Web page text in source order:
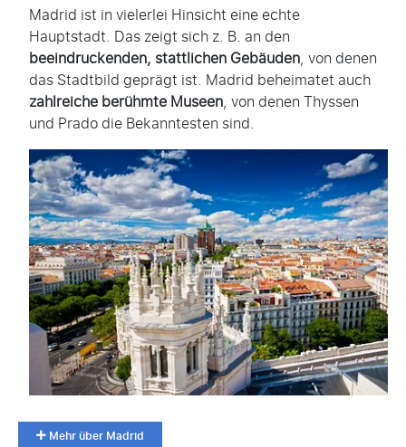
Madrid ist in vielerlei Hinsicht eine echte
Hauptstadt. Das zeigt sich z. B. an den
beeindruckenden, stattlichen Gebäuden, von denen
das Stadtbild geprägt ist. Madrid beheimatet auch
zahlreiche berühmte Museen, von denen Thyssen
und Prado die Bekanntesten sind.
Mehr über Madrid